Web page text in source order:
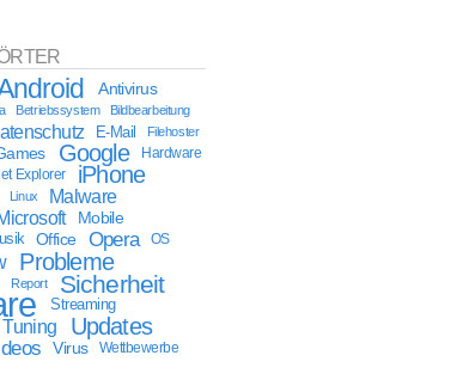
Antivirus
Betriebssystem Bildbearbeitung
E-Mail Filehoster
Google Hardware
Explorer iPhone
Linux Malware
Mobile
Office Opera
OS
Probleme
Report Sicherheit
Streaming
Tuning Updates
Virus Wettbewerbe